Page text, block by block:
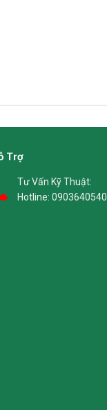
Trợ
Tư Vấn Kỹ Thuật:
Hotline:0903640540